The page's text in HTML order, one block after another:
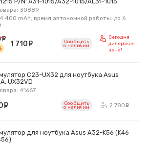
30889
4 400 mAh; время автономной работы: до 6
1 710 руб.Сообщить
o наличии
Сегодня
дилерская
цена!
C23-UX32 для ноутбука Asus
UX32VD
41667
Сообщить
o наличии 2 780
для ноутбука Asus A32-K56 (K46